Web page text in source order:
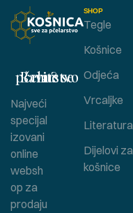
SHOP
Tegle
Košnice
Odjeća
Vrcaljke
Literatura
Dijelovi za
košnice
Bavite se pčelarstvom ?
Najveći
specijal
izovani
online
websh
op za
prodaju